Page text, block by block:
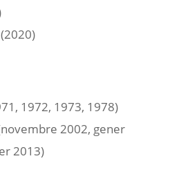
1972, 1973, 1978)
2002, gener
2013)